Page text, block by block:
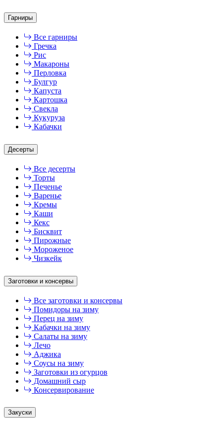
Гарниры
Все гарниры
Гречка
Рис
Макароны
Перловка
Булгур
Капуста
Картошка
Свекла
Кукуруза
Кабачки
Десерты
Все десерты
Торты
Печенье
Варенье
Кремы
Каши
Кекс
Бисквит
Пирожные
Мороженое
Чизкейк
Заготовки и консервы
Все заготовки и консервы
Помидоры на зиму
Перец на зиму
Кабачки на зиму
Салаты на зиму
Лечо
Аджика
Соусы на зиму
Заготовки из огурцов
Домашний сыр
Консервирование
Закуски